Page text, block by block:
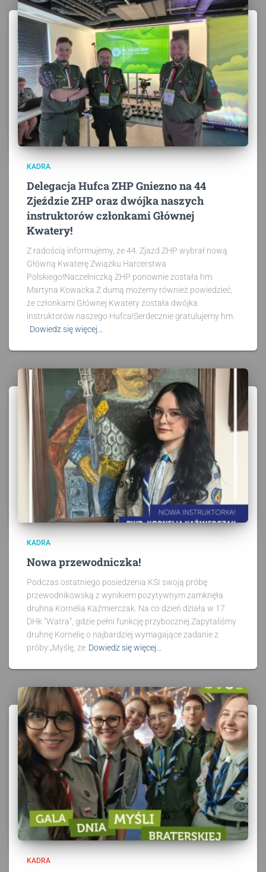
KADRA
Delegacja Hufca ZHP Gniezno na 44
Zjeździe ZHP oraz dwójka naszych
instruktorów członkami Głównej
Kwatery!
Z radością informujemy, że 44. Zjazd ZHP wybrał nową
Główną Kwaterę Związku Harcerstwa
Polskiego!Naczelniczką ZHP ponownie została hm.
Martyna Kowacka.Z dumą możemy również powiedzieć,
że członkami Głównej Kwatery została dwójka
instruktorów naszego Hufca!Serdecznie gratulujemy hm.
Dowiedz się więcej…
KADRA
Nowa przewodniczka!
Podczas ostatniego posiedzenia KSI swoją próbę
przewodnikowską z wynikiem pozytywnym zamknęła
druhna Kornelia Kaźmierczak. Na co dzień działa w 17
DHk “Watra”, gdzie pełni funkcję przybocznej.Zapytaliśmy
druhnę Kornelię o najbardziej wymagające zadanie z
próby:„Myślę, że Dowiedz się więcej…
KADRA